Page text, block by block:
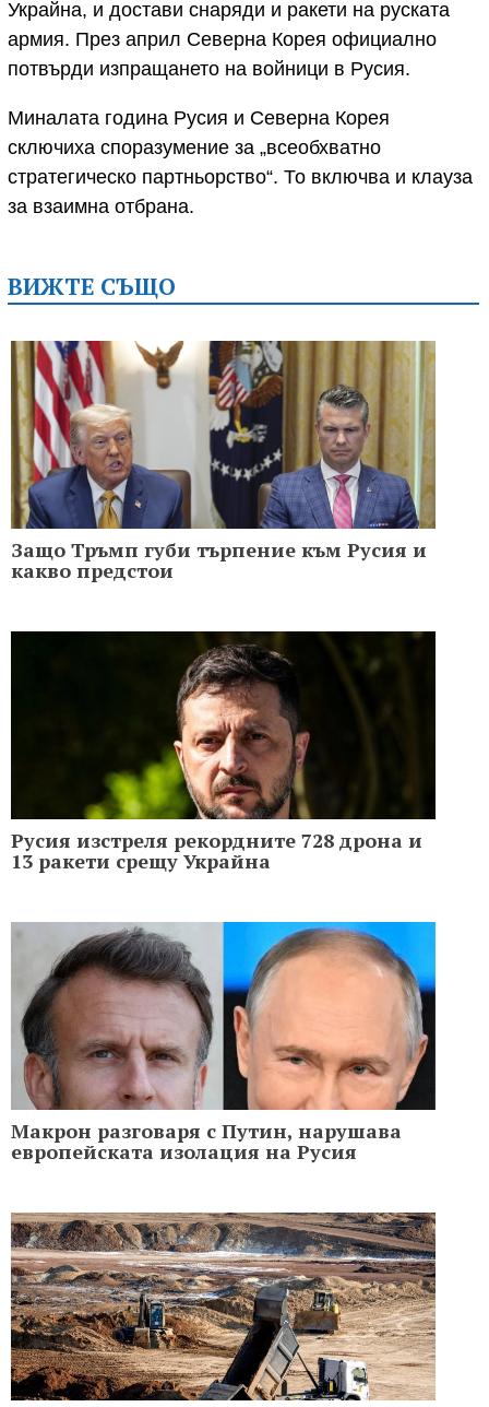
Украйна, и достави снаряди и ракети на руската
армия. През април Северна Корея официално
потвърди изпращането на войници в Русия.
Миналата година Русия и Северна Корея
сключиха споразумение за „всеобхватно
стратегическо партньорство“. То включва и клауза
за взаимна отбрана.
ВИЖТЕ СЪЩО
Защо Тръмп губи търпение към Русия и
какво предстои
Русия изстреля рекордните 728 дрона и
13 ракети срещу Украйна
Макрон разговаря с Путин, нарушава
европейската изолация на Русия